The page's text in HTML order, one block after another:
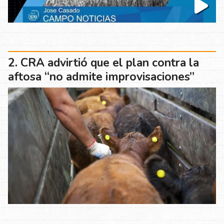
CRA advirtió que el plan contra la
aftosa “no admite improvisaciones”